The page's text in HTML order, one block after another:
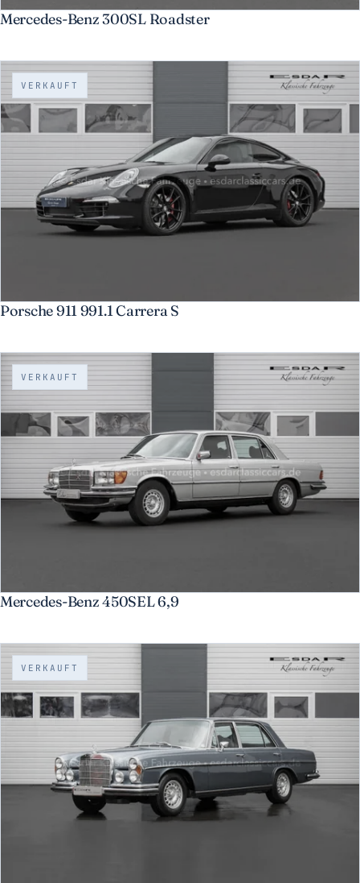
Mercedes-Benz 300SL Roadster
VERKAUFT
Porsche 911 991.1 Carrera S
VERKAUFT
Mercedes-Benz 450SEL 6,9
VERKAUFT